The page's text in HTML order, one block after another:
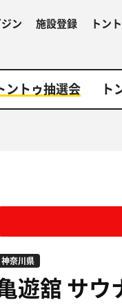
ン 施設登録 トン
ントゥ抽選会 ト
神奈川県
遊舘サウ